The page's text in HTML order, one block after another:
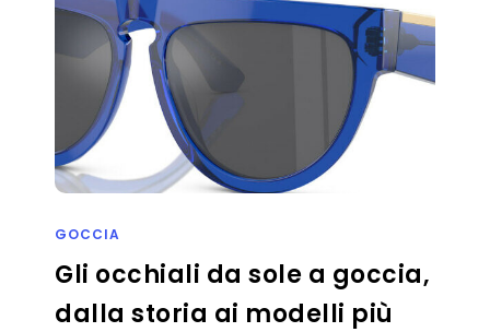
GOCCIA
Gli occhiali da sole a goccia,
dalla storia ai modelli più